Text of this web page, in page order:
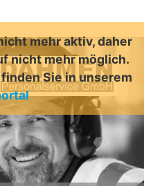
mehr aktiv, daher
nicht mehr möglich.
Sie in unserem